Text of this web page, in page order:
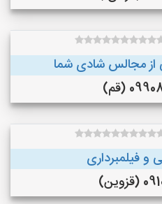
از مجالس شادی شما
(قم)
فیلمبرداری